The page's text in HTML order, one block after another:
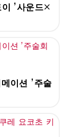
이 '사운드×
이션 '주술